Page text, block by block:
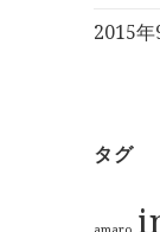
2015年
タグ